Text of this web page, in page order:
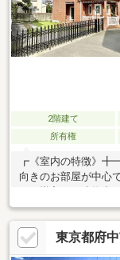
2階建て
所有権
┏《室内の特
向きのお部屋が中心
されるエネルギーを
作業スペースが多く
納力豊富なパントリ
ると手洗いがあり、
東京都府